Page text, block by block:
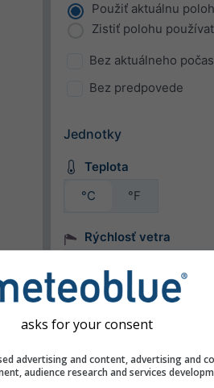
Použiť aktuálnu
Zistiť polohu
Bez aktuálneho
Bez predpovede
Jednotky
Teplota
°C
°F
Rýchlosť vetra
mph kn
Vzhľad
asks for your consent
advertising and content, advertising and
audience research and services